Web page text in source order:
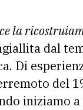
ce la
dal
Di
del
iniziamo